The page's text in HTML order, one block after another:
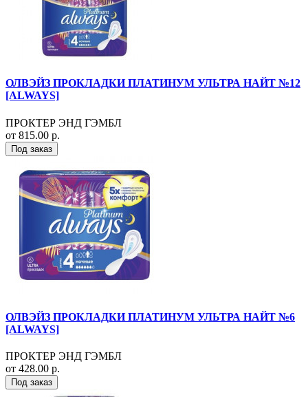
ОЛВЭЙЗ ПРОКЛАДКИ ПЛАТИНУМ УЛЬТРА НАЙТ №12
[ALWAYS]
ПРОКТЕР ЭНД ГЭМБЛ
от 815.00 р.
Под заказ
ОЛВЭЙЗ ПРОКЛАДКИ ПЛАТИНУМ УЛЬТРА НАЙТ №6
[ALWAYS]
ПРОКТЕР ЭНД ГЭМБЛ
от 428.00 р.
Под заказ